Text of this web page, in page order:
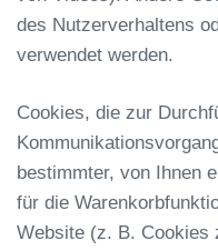
des Nutzerverhaltens
verwendet werden.
Cookies, die zur
bestimmter, von Ihnen
für die
Website (z. B. Cookies